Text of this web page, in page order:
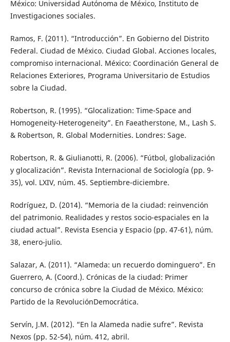
México: Universidad Autónoma de México, Instituto de
Investigaciones sociales.
Ramos, F. (2011). “Introducción”. En Gobierno del Distrito
Federal. Ciudad de México. Ciudad Global. Acciones locales,
compromiso internacional. México: Coordinación General de
Relaciones Exteriores, Programa Universitario de Estudios
sobre la Ciudad.
Robertson, R. (1995). “Glocalization: Time-Space and
Homogeneity-Heterogeneity”. En Faeatherstone, M., Lash S.
& Robertson, R. Global Modernities. Londres: Sage.
Robertson, R. & Giulianotti, R. (2006). “Fútbol, globalización
y glocalización”. Revista Internacional de Sociología (pp. 9-
35), vol. LXIV, núm. 45. Septiembre-diciembre.
Rodríguez, D. (2014). “Memoria de la ciudad: reinvención
del patrimonio. Realidades y restos socio-espaciales en la
ciudad actual”. Revista Esencia y Espacio (pp. 47-61), núm.
38, enero-julio.
Salazar, A. (2011). “Alameda: un recuerdo dominguero”. En
Guerrero, A. (Coord.). Crónicas de la ciudad: Primer
concurso de crónica sobre la Ciudad de México. México:
Partido de la RevoluciónDemocrática.
Servín, J.M. (2012). “En la Alameda nadie sufre”. Revista
Nexos (pp. 52-54), núm. 412, abril.